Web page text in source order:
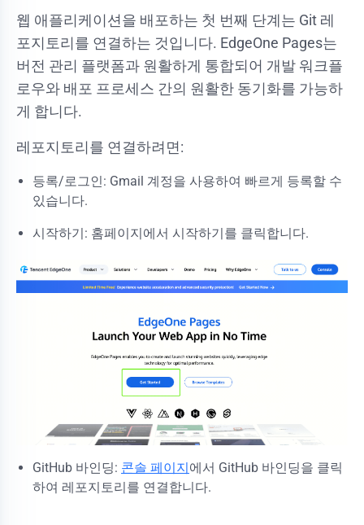
웹 애플리케이션을 배포하는 첫 번째 단계는 Git 레
포지토리를 연결하는 것입니다. EdgeOne Pages는
버전 관리 플랫폼과 원활하게 통합되어 개발 워크플
로우와 배포 프로세스 간의 원활한 동기화를 가능하
게 합니다.
레포지토리를 연결하려면:
등록/로그인: Gmail 계정을 사용하여 빠르게 등록할 수
있습니다.
시작하기: 홈페이지에서 시작하기를 클릭합니다.
GitHub 바인딩: 콘솔 페이지 에서 GitHub 바인딩을 클릭
하여 레포지토리를 연결합니다.